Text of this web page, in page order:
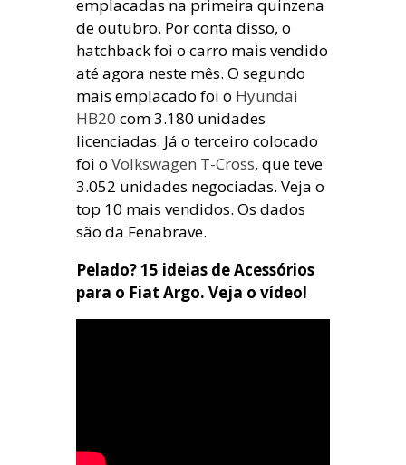
emplacadas na primeira quinzena
de outubro. Por conta disso, o
hatchback foi o carro mais vendido
até agora neste mês. O segundo
mais emplacado foi o Hyundai
HB20 com 3.180 unidades
licenciadas. Já o terceiro colocado
foi o Volkswagen T-Cross, que teve
3.052 unidades negociadas. Veja o
top 10 mais vendidos. Os dados
são da Fenabrave.
Pelado? 15 ideias de Acessórios
para o Fiat Argo. Veja o vídeo!